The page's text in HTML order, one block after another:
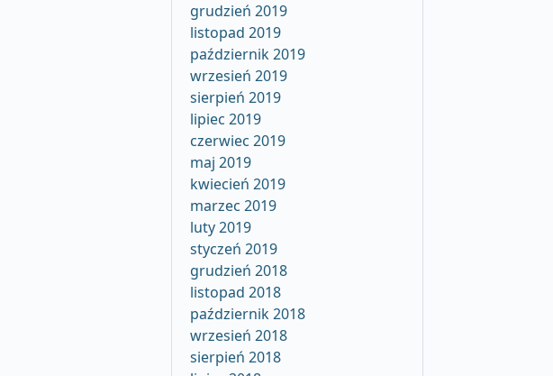
grudzień 2019
listopad 2019
październik 2019
wrzesień 2019
sierpień 2019
lipiec 2019
czerwiec 2019
maj 2019
kwiecień 2019
marzec 2019
luty 2019
styczeń 2019
grudzień 2018
listopad 2018
październik 2018
wrzesień 2018
sierpień 2018